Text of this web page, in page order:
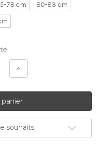
78 cm
80-83 cm
Augmenter
souhaits